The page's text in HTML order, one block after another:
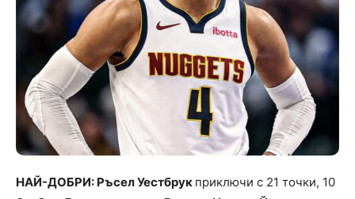
НАЙ-ДОБРИ: Ръсел Уестбрук приключи с 21 точки, 10